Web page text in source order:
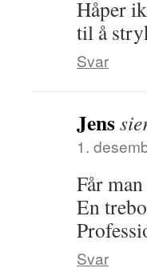
Håper
til å
Svar
Jens
1.
Får
En
Svar